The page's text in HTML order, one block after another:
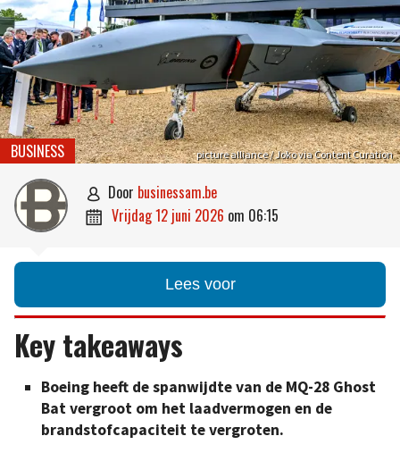
picture alliance / Joko via Content Curation
BUSINESS
 door businessam.be
 vrijdag 12 juni 2026 om 06:15
Lees voor
Key takeaways
Boeing heeft de spanwijdte van de MQ-28 Ghost
Bat vergroot om het laadvermogen en de
brandstofcapaciteit te vergroten.